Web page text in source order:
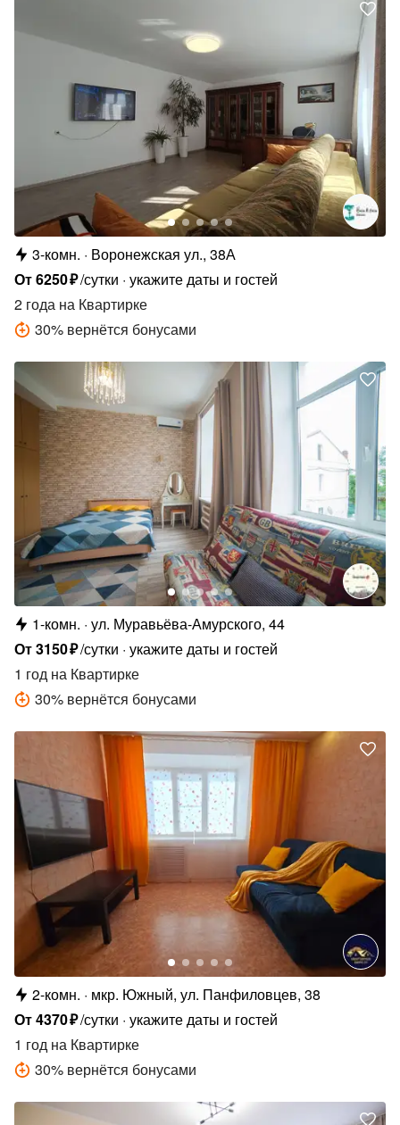
3-комн.
Воронежская ул., 38А
От6250₽/сутки укажите даты и гостей
2 года на Квартирке
30% вернётся бонусами
1-комн. ул. Муравьёва-Амурского, 44
От3150₽/сутки укажите даты и гостей
1 год на Квартирке
30% вернётся бонусами
2-комн.
мкр. Южный, ул. Панфиловцев, 38
От4370₽/сутки укажите даты и гостей
1 год на Квартирке
30% вернётся бонусами